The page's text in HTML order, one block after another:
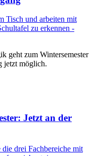
geht zum Wintersemester
jetzt möglich.
Jetzt an der